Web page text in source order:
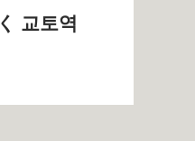
교토역